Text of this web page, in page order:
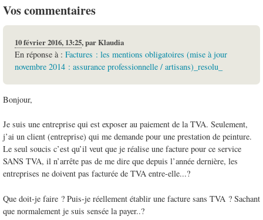
Vos commentaires
10 février 2016, 13:25,parKlaudia
En réponse à : Factures : les mentions obligatoires (mise à jour
novembre 2014 : assurance professionnelle / artisans)_resolu_
Bonjour,
Je suis une entreprise qui est exposer au paiement de la TVA. Seulement,
j’ai un client (entreprise) qui me demande pour une prestation de peinture.
Le seul soucis c’est qu’il veut que je réalise une facture pour ce service
SANS TVA, il n’arrête pas de me dire que depuis l’année dernière, les
entreprises ne doivent pas facturée de TVA entre-elle...?
Que doit-je faire ? Puis-je réellement établir une facture sans TVA ? Sachant
que normalement je suis sensée la payer..?